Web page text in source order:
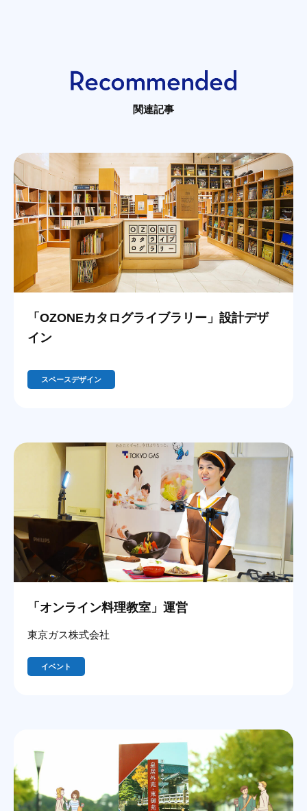
関連記事
「OZONEカタログライブラリー」設計デザ
イン
スペースデザイン
「オンライン料理教室」運営
東京ガス株式会社
イベント